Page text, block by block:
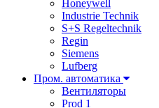
Honeywell
Industrie Technik
S+S Regeltechnik
Regin
Siemens
Lufberg
Пром. автоматика
Вентиляторы
Prod 1